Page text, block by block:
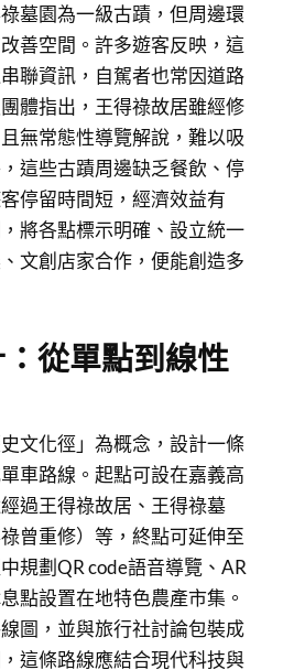
墓園為一級古蹟，但周邊環
善空間。許多遊客反映，這
聯資訊，自駕者也常因道路
體指出，王得祿故居雖經修
無常態性導覽解說，難以吸
這些古蹟周邊缺乏餐飲、停
停留時間短，經濟效益有
將各點標示明確、設立統一
文創店家合作，便能創造多
從單點到線性
文化徑」為概念，設計一條
車路線。起點可設在嘉義高
過王得祿故居、王得祿墓
曾重修）等，終點可延伸至
規劃QR code語音導覽、AR
點設置在地特色農產市集。
圖，並與旅行社討論包裝成
這條路線應結合現代科技與